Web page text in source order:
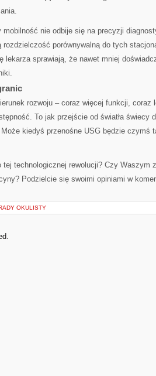
mobilność nie odbije się na precyzji
rozdzielczość porównywalną do tych
lekarza sprawiają, że nawet mniej
rozwoju – coraz więcej funkcji, coraz
To jak przejście od światła świecy
kiedyś przenośne USG będzie czymś
tej technologicznej rewolucji? Czy Waszym
Podzielcie się swoimi opiniami w
OKULISTY